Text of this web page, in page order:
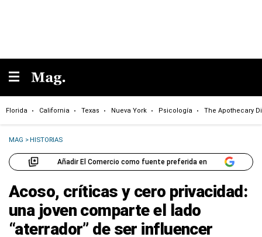
Florida California Texas Nueva York Psicología The Apothecary
MAG >HISTORIAS
Añadir El Comercio como fuente preferida en
Acoso, críticas y cero privacidad:
una joven comparte el lado
“aterrador” de ser influencer